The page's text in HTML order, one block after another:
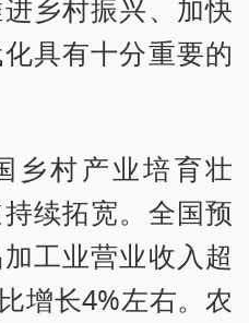
乡村振兴、加快
具有十分重要的
乡村产业培育壮
续拓宽。全国预
工业营业收入超
增长4%左右。农